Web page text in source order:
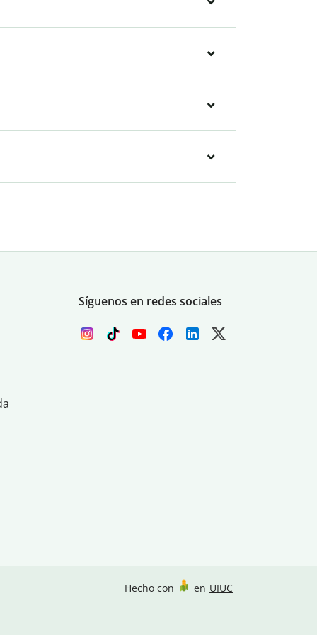
Síguenos en redes sociales
Hecho con en UIUC